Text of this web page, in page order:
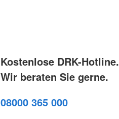
Kostenlose DRK-Hotline.
Wir beraten Sie gerne.
08000 365 000